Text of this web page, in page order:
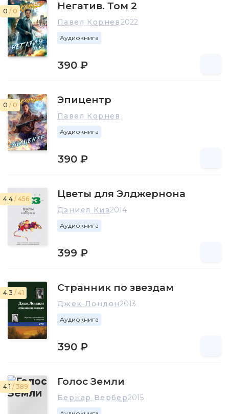
0 / 0 Негатив. Том 2
Павел Корнев2022
Аудиокнига
390 ₽
0 / 0 Эпицентр
Павел Корнев
Аудиокнига
390 ₽
4.4 / 456 Цветы для Элджернона
Дэниел Киз2014
Аудиокнига
399 ₽
4.3 / 41 Странник по звездам
Джек Лондон2013
Аудиокнига
390 ₽
4.1 / 389 Голос Земли
Бернар Вербер2015